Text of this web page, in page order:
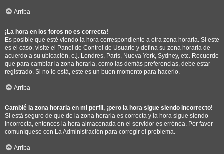
Arriba
¡La hora en los foros no es correcta!
Es posible que esté viendo la hora correspondiente a otra zona horaria. Si este
es el caso, visite el Panel de Control de Usuario y defina su zona horaria de
acuerdo a su ubicación, e.j. Londres, París, Nueva York, Sydney, etc. Recuerde
que para cambiar la zona horaria, como las demás preferencias, debe estar
registrado. Si no lo está, este es un buen momento para hacerlo.
Arriba
Cambié la zona horaria en mi perfil, ¡pero la hora sigue siendo incorrecto!
Si está seguro de que de la zona horaria es correcta y la hora sigue siendo
incorrecta, entonces la hora almacenada en el servidor es errónea. Por favor
comuníquese con La Administración para corregir el problema.
Arriba